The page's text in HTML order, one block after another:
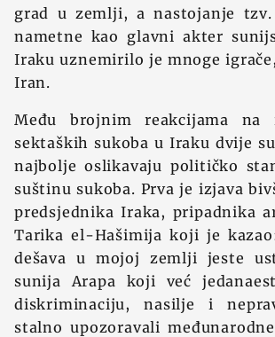
grad u zemlji, a nastojanje
nametne kao glavni akter
Iraku uznemirilo je mnoge
Iran.
Među brojnim reakcijama na
sektaških sukoba u Iraku dvije
najbolje oslikavaju političko
suštinu sukoba. Prva je izjava
predsjednika Iraka, pripadnika
Tarika el-Hašimija koji je
dešava u mojoj zemlji jeste
sunija Arapa koji već
diskriminaciju, nasilje i
stalno upozoravali